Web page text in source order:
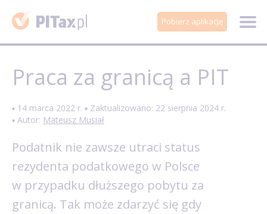
Pobierz aplikację
Praca za granicą a PIT
▪ 14 marca 2022 r. ▪ Zaktualizowano: 22 sierpnia 2024 r.
▪ Autor: Mateusz Musiał
Podatnik nie zawsze utraci status
rezydenta podatkowego w Polsce
w przypadku dłuższego pobytu za
granicą. Tak może zdarzyć się gdy